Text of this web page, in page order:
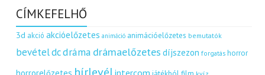
CÍMKEFELHŐ
3d akció akcióelőzetes animáció animációelőzetes bemutatók
bevételdcdráma drámaelőzetes díjszezon forgatás horror